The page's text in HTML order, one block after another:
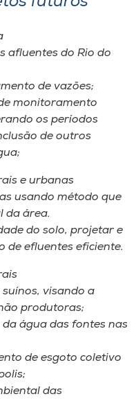
afluentes do Rio do
de vazões;
monitoramento
os períodos
de outros
e urbanas
usando método que
da área.
do solo, projetar e
de efluentes eficiente.
visando a
produtoras;
água das fontes nas
de esgoto coletivo
das